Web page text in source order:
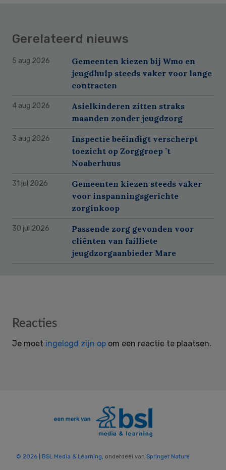
Gerelateerd nieuws
5 aug 2026
Gemeenten kiezen bij Wmo en
jeugdhulp steeds vaker voor lange
contracten
4 aug 2026
Asielkinderen zitten straks
maanden zonder jeugdzorg
3 aug 2026
Inspectie beëindigt verscherpt
toezicht op Zorggroep ’t
Noaberhuus
31 jul 2026
Gemeenten kiezen steeds vaker
voor inspanningsgerichte
zorginkoop
30 jul 2026
Passende zorg gevonden voor
cliënten van failliete
jeugdzorgaanbieder Mare
Reader
Reacties
Je moet ingelogd zijn op om een reactie te plaatsen.
© 2026 | BSL Media & Learning, onderdeel van Springer Nature